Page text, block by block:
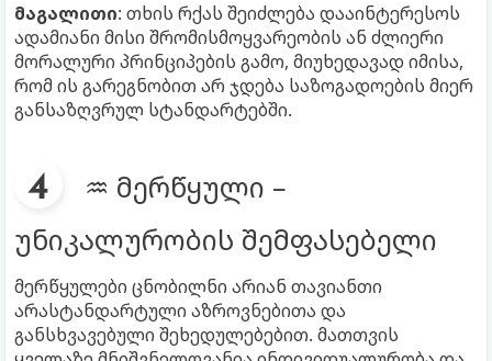
მაგალითი: თხის რქას შეიძლება დააინტერესოს
ადამიანი მისი შრომისმოყვარეობის ან ძლიერი
მორალური პრინციპების გამო, მიუხედავად იმისა,
რომ ის გარეგნობით არ ჯდება საზოგადოების მიერ
განსაზღვრულ სტანდარტებში.
♒ მერწყული –
უნიკალურობის შემფასებელი
მერწყულები ცნობილნი არიან თავიანთი
არასტანდარტული აზროვნებითა და
განსხვავებული შეხედულებებით. მათთვის